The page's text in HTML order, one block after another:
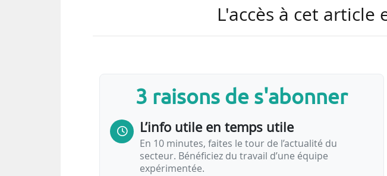
aucun doute sur la prise de conscience chez les
Fondée en 2018, la société cible deux principaux
(copropriétés et bailleurs sociaux) et les acteurs du
automobile. Waat a levé 30 M€, le…
L'accès à cet article
3 raisons de s'abonner
L’info utile en temps utile
En 10 minutes, faites le tour de l’actualité du
secteur. Bénéficiez du travail d’une équipe
expérimentée.